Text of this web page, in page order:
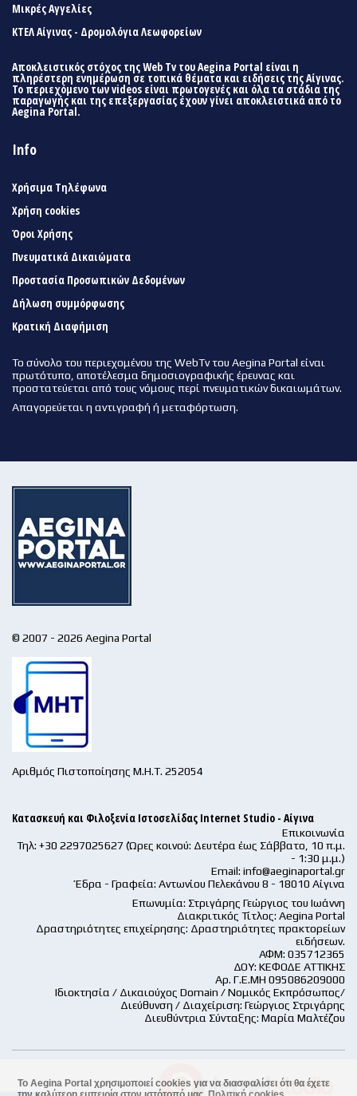
Το Aegina Portal χρησιμοποιεί cookies για να διασφαλίσει ότι θα έχετε
Μικρές Αγγελίες
ΚΤΕΛ Αίγινας - Δρομολόγια Λεωφορείων
Αποκλειστικός στόχος της Web Tv του Aegina Portal είναι η
πληρέστερη ενημέρωση σε τοπικά θέματα και ειδήσεις της Αίγινας.
Το περιεχόμενο των videos είναι πρωτογενές και όλα τα στάδια της
παραγωγής και της επεξεργασίας έχουν γίνει αποκλειστικά από το
Aegina Portal.
Info
Χρήσιμα Τηλέφωνα
Χρήση cookies
Όροι Χρήσης
Πνευματικά Δικαιώματα
Προστασία Προσωπικών Δεδομένων
Δήλωση συμμόρφωσης
Κρατική Διαφήμιση
Το σύνολο του περιεχομένου της WebTv του Aegina Portal είναι
πρωτότυπο, αποτέλεσμα δημοσιογραφικής έρευνας και
προστατεύεται από τους νόμους περί πνευματικών δικαιωμάτων.
Απαγορεύεται η αντιγραφή ή μεταφόρτωση.
© 2007 - 2026 Aegina Portal
Αριθμός Πιστοποίησης Μ.Η.Τ. 252054
Κατασκευή και Φιλοξενία Ιστοσελίδας Internet Studio - Αίγινα
Επικοινωνία
Τηλ: +30 2297025627 (Ώρες κοινού: Δευτέρα έως Σάββατο, 10 π.μ.
- 1:30 μ.μ.)
Email: info@aeginaportal.gr
Έδρα - Γραφεία: Αντωνίου Πελεκάνου 8 - 18010 Αίγινα
Επωνυμία: Στριγάρης Γεώργιος του Ιωάννη
Διακριτικός Τίτλος: Aegina Portal
Δραστηριότητες επιχείρησης: Δραστηριότητες πρακτορείων
ειδήσεων.
ΑΦΜ: 035712365
ΔΟΥ: ΚΕΦΟΔΕ ΑΤΤΙΚΗΣ
Αρ. Γ.Ε.ΜΗ 095086209000
Ιδιοκτησία / Δικαιούχος Domain / Νομικός Εκπρόσωπος/
Διεύθυνση / Διαχείριση: Γεώργιος Στριγάρης
Διευθύντρια Σύνταξης: Μαρία Μαλτέζου